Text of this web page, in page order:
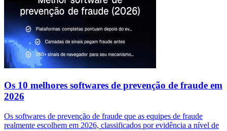
Os 10 melhores softwares de prevenção de fraude em
2026
Os softwares de prevenção de fraude que as equipes de fraude
realmente escolhem em 2026, classificados por evidência a nível de